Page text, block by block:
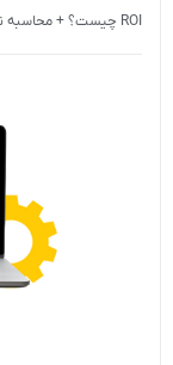
ROI چیست؟ + محاسبه نرخ بازگشت سرمایه در بازاریابی